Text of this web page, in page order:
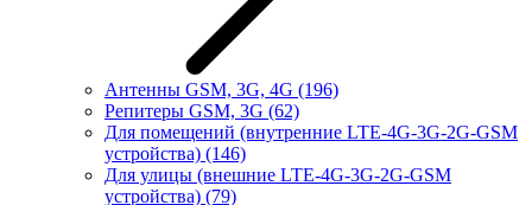
Антенны GSM, 3G, 4G (196)
Репитеры GSM, 3G (62)
Для помещений (внутренние LTE-4G-3G-2G-GSM
устройства) (146)
Для улицы (внешние LTE-4G-3G-2G-GSM
устройства) (79)